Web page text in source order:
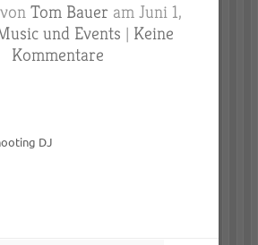
Tom Bauer am Juni 1,
und Events | Keine
Kommentare
DJ